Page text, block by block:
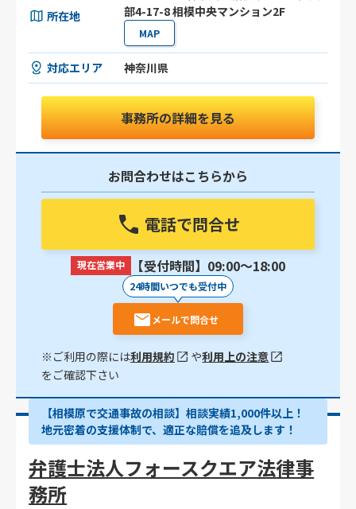
所在地
部4-17-8 相模中央マンション2F
MAP
対応エリア 神奈川県
事務所の詳細を見る
お問合わせはこちらから
電話で問合せ
現在営業中 【受付時間】09:00〜18:00
24時間いつでも受付中
メールで問合せ
※ご利用の際には利用規約 や利用上の注意
をご確認下さい
【相模原で交通事故の相談】相談実績1,000件以上！
地元密着の支援体制で、適正な賠償を追及します！
弁護士法人フォースクエア法律事
務所